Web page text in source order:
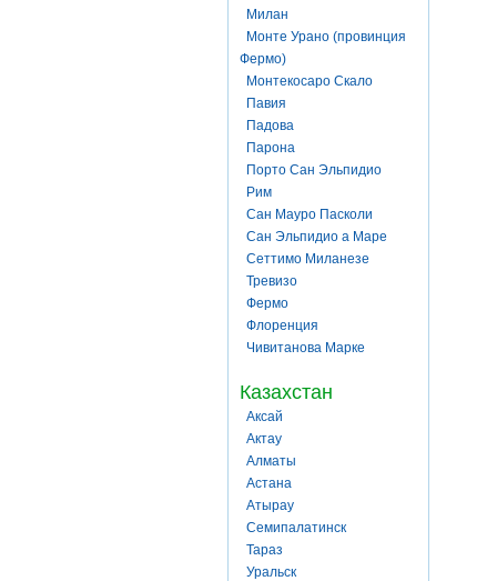
Милан
Монте Урано (провинция
Фермо)
Монтекосаро Скало
Павия
Падова
Парона
Порто Сан Эльпидио
Рим
Сан Мауро Пасколи
Сан Эльпидио а Маре
Сеттимо Миланезе
Тревизо
Фермо
Флоренция
Чивитанова Марке
Казахстан
Аксай
Актау
Алматы
Астана
Атырау
Семипалатинск
Тараз
Уральск